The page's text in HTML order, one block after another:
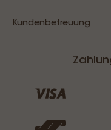
Kundenbetreuung